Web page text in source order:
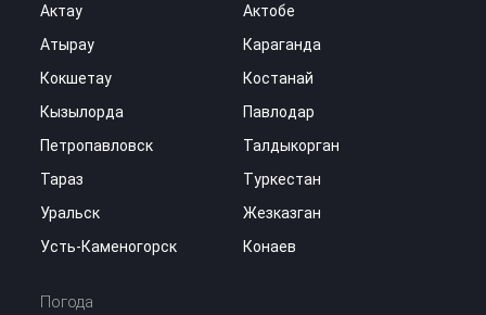
Актау
Актобе
Атырау
Караганда
Кокшетау
Костанай
Кызылорда
Павлодар
Петропавловск
Талдыкорган
Тараз
Туркестан
Уральск
Жезказган
Усть-Каменогорск
Конаев
Погода